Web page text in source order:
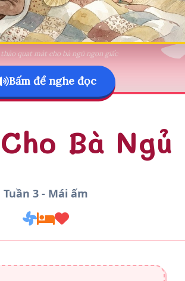
quạt mát cho bà ngủ ngon giấc
Bấm để nghe đọc
Bà Ngủ
Tuần 3 - Mái ấm